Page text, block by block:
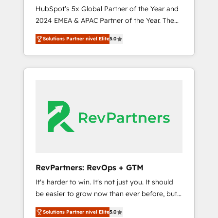
🇩🇪🇦🇺🇳🇿
HubSpot’s 5x Global Partner of the Year and
2024 EMEA & APAC Partner of the Year. The
world’s most experienced and fully
accredited HubSpot Solutions Partner. 🚀
With 2,750+ HubSpot projects delivered and
370+ specialists across EMEA, APAC and NAM,
From multi-region migrations to AI-powered
automation, we turn complexity into clarity,
human at global scale. 🏆 HubSpot’s CEO
Solutions Partner nivel Elite5.0
RevPartners: RevOps + GTM
It's harder to win. It's not just you. It should
be easier to grow now than ever before, but
it's not. So our focus is serving you, the
Solutions Partner nivel Elite5.0